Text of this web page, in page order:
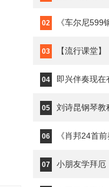
02 《车尔尼599
03 【流行课堂】《经
04 即兴伴奏现
05 刘诗昆钢琴教
06 《肖邦24首前
07 小朋友学拜厄